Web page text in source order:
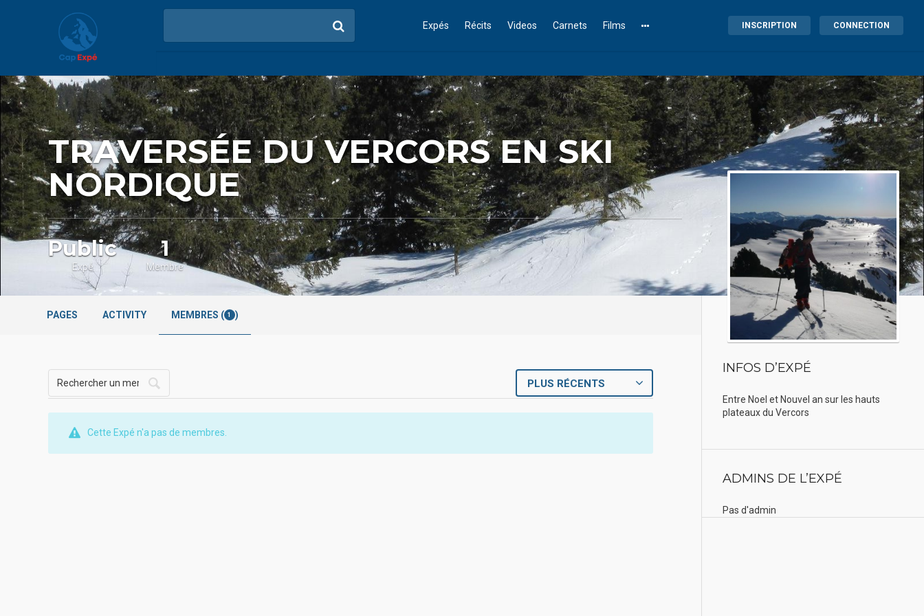
Expés Récits Videos Carnets Films INSCRIPTION CONNECTION
TRAVERSÉE DU VERCORS EN SKI
NORDIQUE
Public
Expé
1
Membre
PAGES ACTIVITY MEMBRES ( 1 )
PLUS RÉCENTS
Cette Expé n'a pas de membres.
INFOS D’EXPÉ
Entre Noel et Nouvel an sur les hauts
plateaux du Vercors
ADMINS DE L’EXPÉ
Pas d'admin